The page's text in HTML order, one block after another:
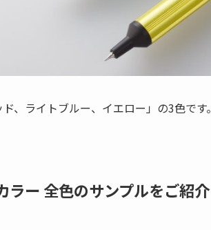
、ライトブルー、イエロー」の3色です。
ラー 全色のサンプルをご紹介